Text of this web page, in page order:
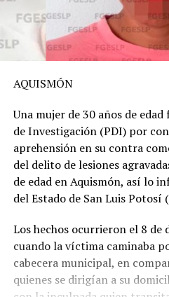
AQUISMÓN
Una mujer de 30 años de
de Investigación (PDI) por
aprehensión en su contra
del delito de lesiones
de edad en Aquismón, así lo
del Estado de San Luis Potosí
Los hechos ocurrieron el 8 de
cuando la víctima caminaba
cabecera municipal, en
quienes se dirigían a su